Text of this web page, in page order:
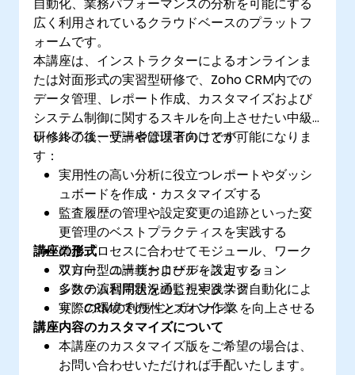
広く利用されているクラウドベースのプラットフ
ォームです。
本講座は、インストラクターによるオンラインま
たは対面形式の実習型研修で、Zoho CRM内での
データ管理、レポート作成、カスタマイズおよび
システム制御に関するスキルを向上させたい中級
レベルのユーザーや管理者向けです。
研修終了後、受講者は以下のことが可能になりま
す：
実用性の高い分析に役立つレポートやダッシ
ュボードを作成・カスタマイズする
監査履歴の管理や設定変更の追跡といった変
更管理のベストプラクティスを実践する
業務プロセスに合わせてモジュール、ワーク
フロー、ユーザーロールを設定する
システム利用状況の監視やタスク自動化によ
り、CRMの利便性とガバナンスを向上させる
講座の形式
双方向型の講義およびディスカッション
多数の演習問題を通じた実践学習
実際の環境でのハンズオン作業
講座内容のカスタマイズについて
本講座のカスタマイズ版をご希望の場合は、
お問い合わせいただければ手配いたします。